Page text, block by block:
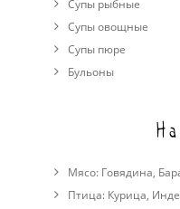
Супы рыбные
Супы овощные
Cупы пюре
Бульоны
Мясо: Говядина,
Птица: Курица,